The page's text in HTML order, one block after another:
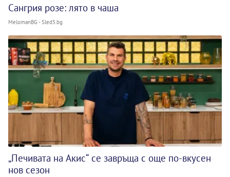
Сангрия розе: лято в чаша
MelomanBG - Sled5.bg
„Печивата на Акис“ се завръща с още по-вкусен
нов сезон